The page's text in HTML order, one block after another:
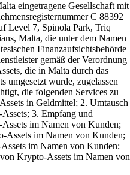
eingetragene Gesellschaft mit
C 88392
Level 7, Spinola Park, Triq
Malta, die unter dem Namen
Finanzaufsichtsbehörde
gemäß der Verordnung
die in Malta durch das
umgesetzt wurde, zugelassen
die folgenden Services zu
in Geldmittel; 2. Umtausch
3. Empfang und
im Namen von Kunden;
Assets im Namen von Kunden;
im Namen von Kunden;
Krypto-Assets im Namen von